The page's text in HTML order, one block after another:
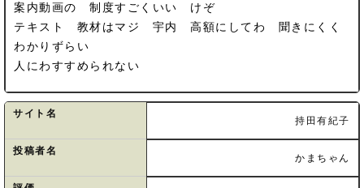
案内動画の 制度すごくいい けぞ
テキスト 教材はマジ 宇内 高額にしてわ 聞きにくく
わかりずらい
人にわすすめられない
サイト名
持田有紀子
投稿者名
かまちゃん